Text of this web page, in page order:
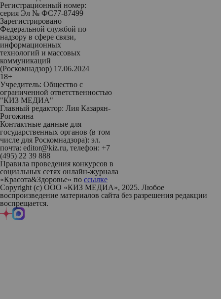
Регистрационный номер:
серия Эл № ФС77-87499
Зарегистрировано
Федеральной службой по
надзору в сфере связи,
информационных
технологий и массовых
коммуникаций
(Роскомнадзор) 17.06.2024
18+
Учредитель: Общество с
ограниченной ответственностью
"КИЗ МЕДИА"
Главный редактор: Лия Казарян-
Рогожина
Контактные данные для
государственных органов (в том
числе для Роскомнадзора): эл.
почта: editor@kiz.ru, телефон: +7
(495) 22 39 888
Правила проведения конкурсов в
социальных сетях онлайн-журнала
«Красота&Здоровье» по ссылке
Copyright (с) ООО «КИЗ МЕДИА», 2025. Любое
воспроизведение материалов сайта без разрешения редакции
воспрещается.